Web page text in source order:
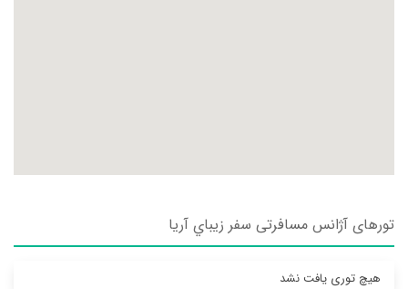
تورهای آژانس مسافرتی سفر زيباي آريا
هیچ توری یافت نشد